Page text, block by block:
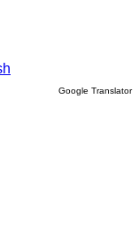
Google Translator